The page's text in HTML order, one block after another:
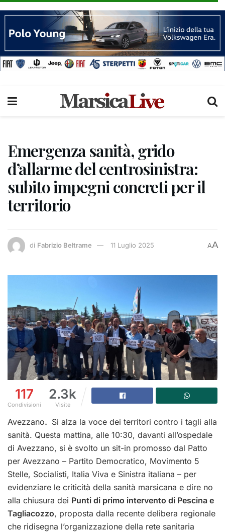
Emergenza sanità, grido
d’allarme del centrosinistra:
subito impegni concreti per il
territorio
di Fabrizio Beltrame 11 Luglio 2025 AA
117
Condivisioni
2.3k
Visite
Avezzano. Si alza la voce dei territori contro i tagli alla
sanità. Questa mattina, alle 10:30, davanti all’ospedale
di Avezzano, si è svolto un sit-in promosso dal Patto
per Avezzano – Partito Democratico, Movimento 5
Stelle, Socialisti, Italia Viva e Sinistra italiana – per
evidenziare le criticità della sanità marsicana e dire no
alla chiusura dei Punti di primo intervento di Pescina e
Tagliacozzo, proposta dalla recente delibera regionale
che ridisegna l’organizzazione della rete sanitaria